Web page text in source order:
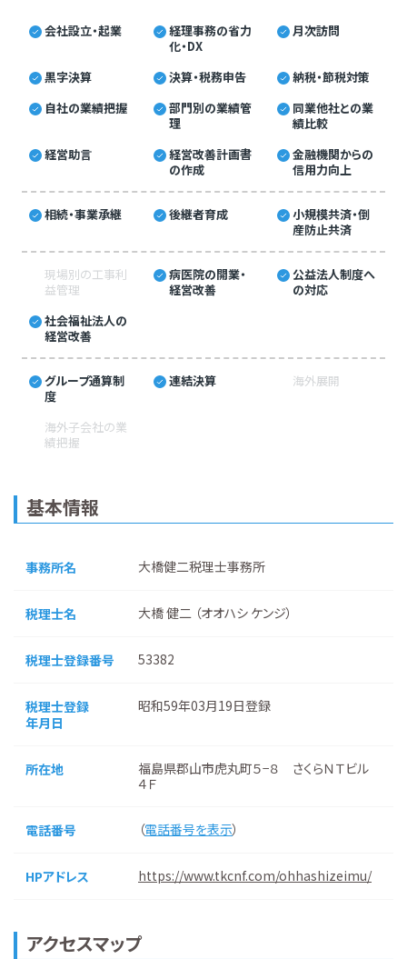
会社設立・起業
経理事務の省力
化・DX
月次訪問
黒字決算 決算・税務申告
納税・節税対策
自社の業績把握
部門別の業績管
理
同業他社との業
績比較
経営助言
経営改善計画書
の作成
金融機関からの
信用力向上
相続・事業承継 後継者育成
小規模共済・倒
産防止共済
現場別の工事利
益管理
病医院の開業・
経営改善
公益法人制度へ
の対応
社会福祉法人の
経営改善
グループ通算制
度
連結決算 海外展開
海外子会社の業
績把握
基本情報
事務所名 大橋健二税理士事務所
税理士名 大橋 健二 （オオハシ ケンジ）
税理士登録番号 53382
税理士登録
年月日
昭和59年03月19日登録
所在地
福島県郡山市虎丸町５−８ さくらＮＴビル
４Ｆ
電話番号 （電話番号を表示）
HPアドレス https://www.tkcnf.com/ohhashizeimu/
アクセスマップ